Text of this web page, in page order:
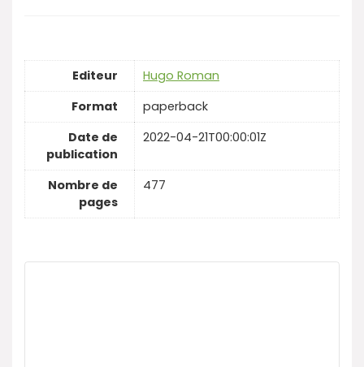
Editeur
Hugo Roman
Format
paperback
Date de
publication
2022-04-21T00:00:01Z
Nombre de
pages
477